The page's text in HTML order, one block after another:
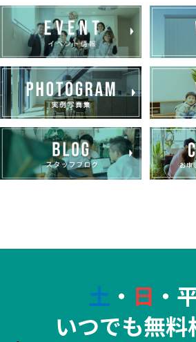
土 ・ 日 ・
いつでも無料